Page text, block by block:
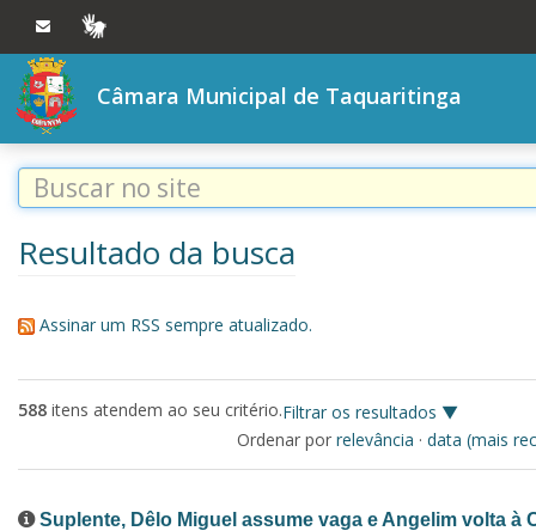
Ir ao conteúdo
Ir à navegação principal
VLIBRAS
Câmara Municipal de Taquaritinga
Resultado da busca
Assinar um RSS sempre atualizado.
588 itens atendem ao seu critério.Filtrar os resultados
Ordenar por relevância · data (mais
Suplente, Dêlo Miguel assume vaga e Angelim volta à